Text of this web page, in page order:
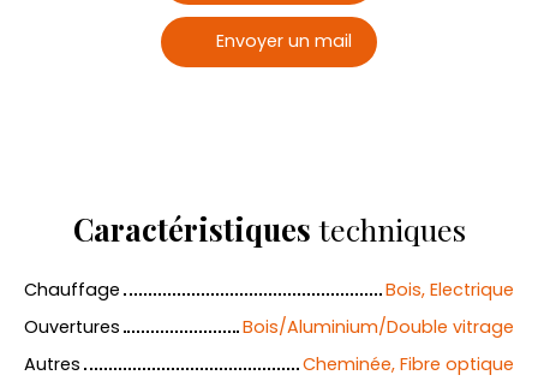
Envoyer un mail
Caractéristiques techniques
Chauffage
Bois, Electrique
Ouvertures
Bois/Aluminium/Double vitrage
Autres
Cheminée, Fibre optique